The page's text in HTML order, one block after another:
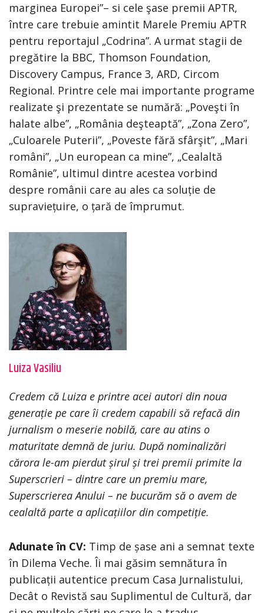
marginea Europei”– si cele şase premii APTR,
între care trebuie amintit Marele Premiu APTR
pentru reportajul „Codrina”. A urmat stagii de
pregătire la BBC, Thomson Foundation,
Discovery Campus, France 3, ARD, Circom
Regional. Printre cele mai importante programe
realizate şi prezentate se numără: „Poveşti în
halate albe”, „România deşteaptă”, „Zona Zero”,
„Culoarele Puterii”, „Poveste fără sfârşit”, „Mari
români”, „Un european ca mine”, „Cealaltă
Românie”, ultimul dintre acestea vorbind
despre românii care au ales ca soluție de
supraviețuire, o țară de împrumut.
Luiza Vasiliu
Credem că Luiza e printre acei autori din noua
generație pe care îi credem capabili să refacă din
jurnalism o meserie nobilă, care au atins o
maturitate demnă de juriu. După nominalizări
cărora le-am pierdut șirul și trei premii primite la
Superscrieri – dintre care un premiu mare,
Superscrierea Anului – ne bucurăm să o avem de
cealaltă parte a aplicațiilor din competiție.
Adunate în CV: Timp de șase ani a semnat texte
în Dilema Veche. Îi mai găsim semnătura în
publicații autentice precum Casa Jurnalistului,
Decât o Revistă sau Suplimentul de Cultură, dar